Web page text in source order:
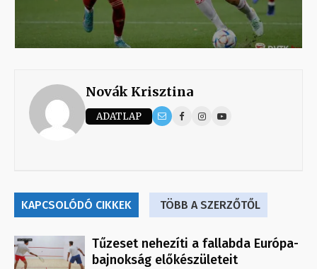
Novák Krisztina
ADATLAP
KAPCSOLÓDÓ CIKKEK TÖBB A SZERZŐTŐL
Tűzeset nehezíti a fallabda Európa-
bajnokság előkészületeit